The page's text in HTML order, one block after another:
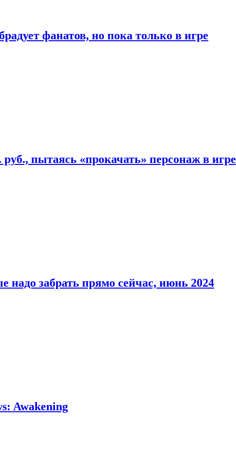
фанатов, но пока только в игре
пытаясь «прокачать» персонаж в игре
забрать прямо сейчас, июнь 2024
Awakening